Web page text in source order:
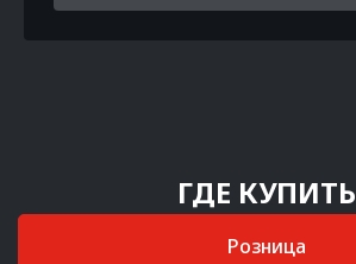
ГДЕ КУПИТЬ
Розница